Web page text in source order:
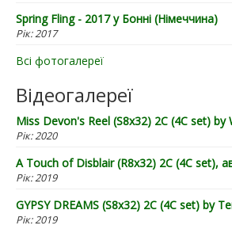
Spring Fling - 2017 у Бонні (Німеччина)
Рік:2017
Всі фотогалереї
Відеогалереї
Рік:2020
Рік:2019
Рік:2019